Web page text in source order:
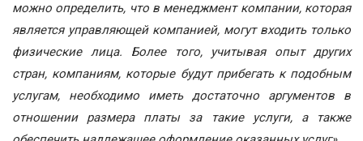
можно определить, что в менеджмент компании, которая
является управляющей компанией, могут входить только
физические лица. Более того, учитывая опыт других
стран, компаниям, которые будут прибегать к подобным
услугам, необходимо иметь достаточно аргументов в
отношении размера платы за такие услуги, а также